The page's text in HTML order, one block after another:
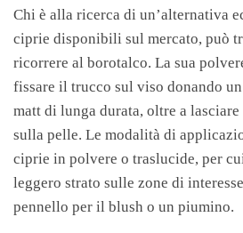
Chi è alla ricerca di un’alternativa
ciprie disponibili sul mercato, può
ricorrere al borotalco. La sua
fissare il trucco sul viso donando
matt di lunga durata, oltre a
sulla pelle. Le modalità di
ciprie in polvere o traslucide, per
leggero strato sulle zone di
pennello per il blush o un piumino.